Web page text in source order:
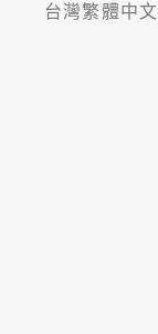
台灣繁體中文